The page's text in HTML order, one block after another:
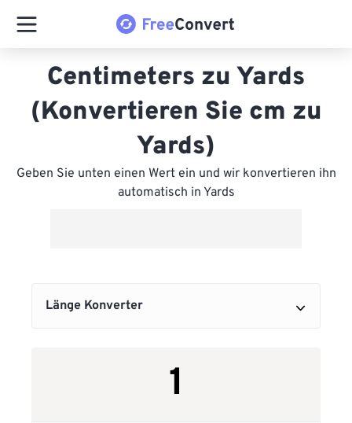
Centimeters zu Yards
(Konvertieren Sie cm zu
Yards)
Geben Sie unten einen Wert ein und wir konvertieren ihn
automatisch in Yards